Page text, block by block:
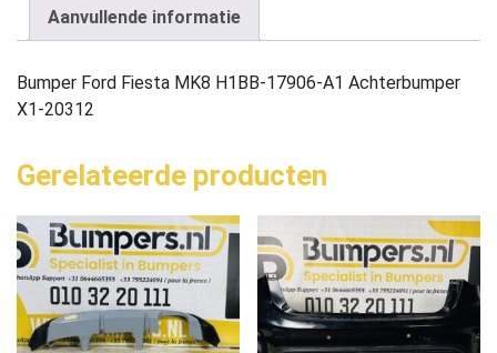
Aanvullende informatie
Bumper Ford Fiesta MK8 H1BB-17906-A1 Achterbumper
X1-20312
Gerelateerde producten